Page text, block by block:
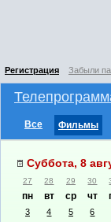
Регистрация Забыли
Все Фильмы
Суббота, 8
27 28 29 30
пн вт ср чт
3 4 5 6